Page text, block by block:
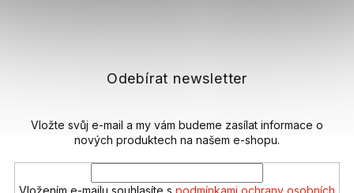
Odebírat newsletter
Vložte svůj e-mail a my vám budeme zasílat informace o
nových produktech na našem e-shopu.
Vložením e-mailu souhlasíte s podmínkami ochrany osobních